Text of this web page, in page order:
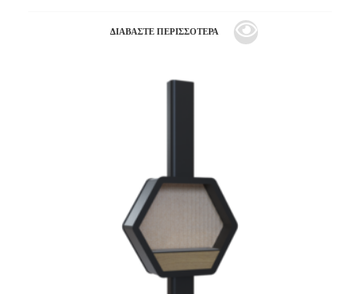
ΔΙΑΒΆΣΤΕ ΠΕΡΙΣΣΌΤΕΡΑ